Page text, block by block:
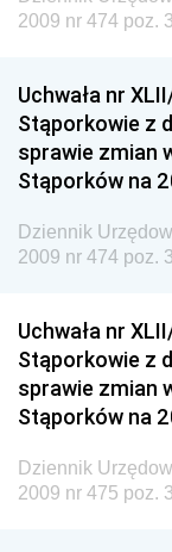
Dziennik
Chemicznego
Dziennik
Gospodarki
Społecznej
Dziennik
Dziennik
Budownictwa
Dziennik
Dziennik
2009 nr 474 poz.
Uchwała nr
Stąporkowie z
sprawie zmian
Stąporków na
Dziennik
2009 nr 474 poz.
Uchwała nr
Stąporkowie z
sprawie zmian
Stąporków na
Dziennik
2009 nr 475 poz.